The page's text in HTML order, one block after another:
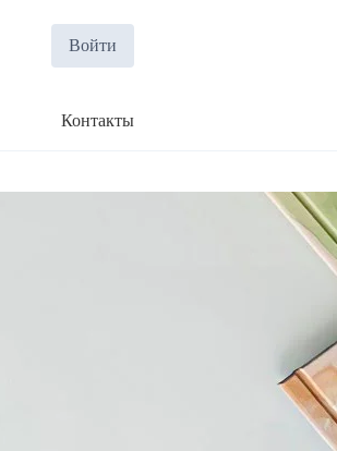
Войти
Контакты